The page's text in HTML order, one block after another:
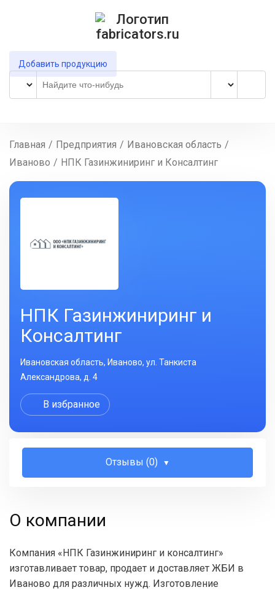
Добавить продукцию
Главная / Предприятия / Ивановская область /
Иваново / НПК Газинжиниринг и Консалтинг
НПК Газинжиниринг и
Консалтинг
Ивановская область, Иваново, ул. Танкиста
Александрова, д. 4
В избранное
Отзывы (0)
О компании
Компания «НПК Газинжиниринг и консалтинг»
изготавливает товар, продает и доставляет ЖБИ в
Иваново для различных нужд. Изготовление